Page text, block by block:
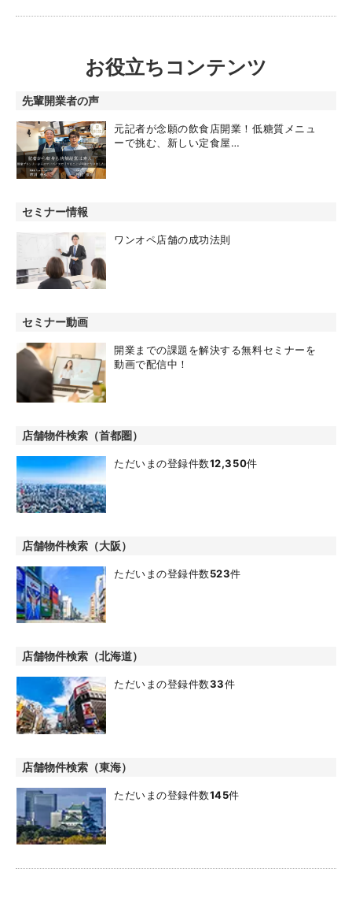
お役立ちコンテンツ
先輩開業者の声
元記者が念願の飲食店開業！低糖質メニュ
ーで挑む、新しい定食屋…
セミナー情報
ワンオペ店舗の成功法則
セミナー動画
開業までの課題を解決する無料セミナーを
動画で配信中！
店舗物件検索（首都圏）
ただいまの登録件数12,350件
店舗物件検索（大阪）
ただいまの登録件数523件
店舗物件検索（北海道）
ただいまの登録件数33件
店舗物件検索（東海）
ただいまの登録件数145件